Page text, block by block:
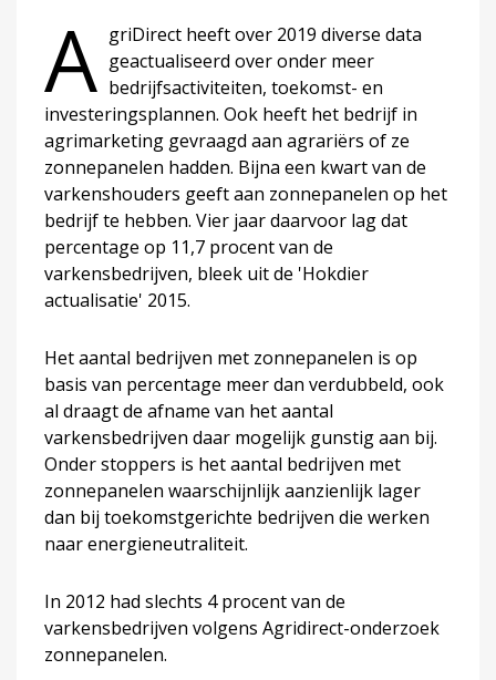
A griDirect heeft over 2019 diverse data
geactualiseerd over onder meer
bedrijfsactiviteiten, toekomst- en
investeringsplannen. Ook heeft het bedrijf in
agrimarketing gevraagd aan agrariërs of ze
zonnepanelen hadden. Bijna een kwart van de
varkenshouders geeft aan zonnepanelen op het
bedrijf te hebben. Vier jaar daarvoor lag dat
percentage op 11,7 procent van de
varkensbedrijven, bleek uit de 'Hokdier
actualisatie' 2015.
Het aantal bedrijven met zonnepanelen is op
basis van percentage meer dan verdubbeld, ook
al draagt de afname van het aantal
varkensbedrijven daar mogelijk gunstig aan bij.
Onder stoppers is het aantal bedrijven met
zonnepanelen waarschijnlijk aanzienlijk lager
dan bij toekomstgerichte bedrijven die werken
naar energieneutraliteit.
In 2012 had slechts 4 procent van de
varkensbedrijven volgens Agridirect-onderzoek
zonnepanelen.